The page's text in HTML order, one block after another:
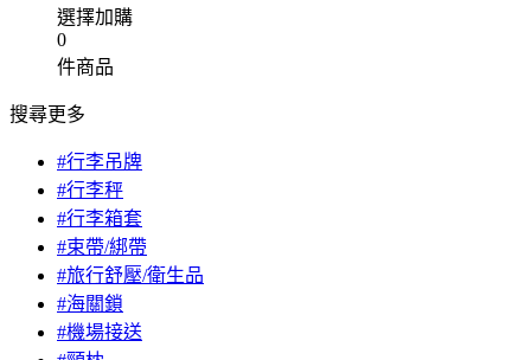
選擇加購
0
件商品
搜尋更多
#行李吊牌
#行李秤
#行李箱套
#束帶/綁帶
#旅行舒壓/衛生品
#海關鎖
#機場接送